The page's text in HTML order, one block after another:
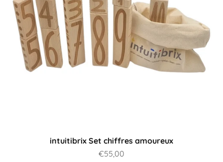
intuitibrix Set chiffres amoureux
Prix de vente
€55,00
Quel produit me convient le mieux ?